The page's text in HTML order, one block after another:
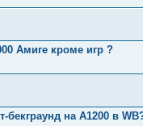
Амиге кроме игр ?
на A1200 в